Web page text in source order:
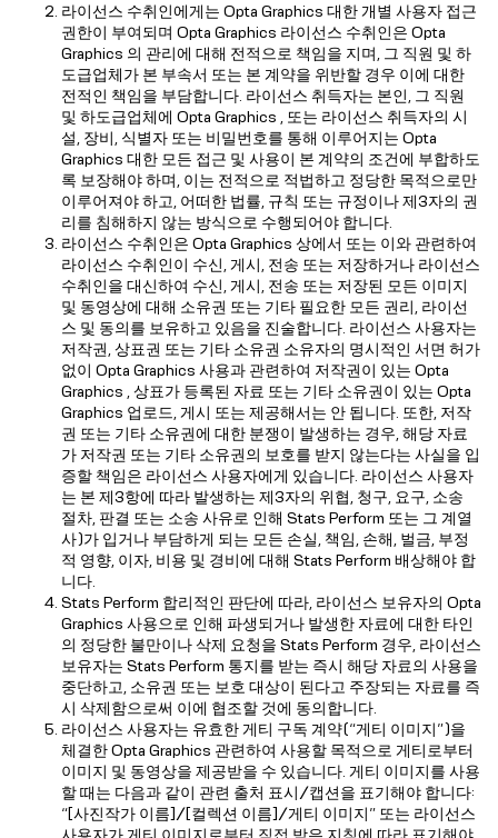
라이선스 수취인에게는 Opta Graphics 대한 개별 사용자 접근
권한이 부여되며 Opta Graphics 라이선스 수취인은 Opta
Graphics 의 관리에 대해 전적으로 책임을 지며, 그 직원 및 하
도급업체가 본 부속서 또는 본 계약을 위반할 경우 이에 대한
전적인 책임을 부담합니다. 라이선스 취득자는 본인, 그 직원
및 하도급업체에 Opta Graphics , 또는 라이선스 취득자의 시
설, 장비, 식별자 또는 비밀번호를 통해 이루어지는 Opta
Graphics 대한 모든 접근 및 사용이 본 계약의 조건에 부합하도
록 보장해야 하며, 이는 전적으로 적법하고 정당한 목적으로만
이루어져야 하고, 어떠한 법률, 규칙 또는 규정이나 제3자의 권
리를 침해하지 않는 방식으로 수행되어야 합니다.
라이선스 수취인은 Opta Graphics 상에서 또는 이와 관련하여
라이선스 수취인이 수신, 게시, 전송 또는 저장하거나 라이선스
수취인을 대신하여 수신, 게시, 전송 또는 저장된 모든 이미지
및 동영상에 대해 소유권 또는 기타 필요한 모든 권리, 라이선
스 및 동의를 보유하고 있음을 진술합니다. 라이선스 사용자는
저작권, 상표권 또는 기타 소유권 소유자의 명시적인 서면 허가
없이 Opta Graphics 사용과 관련하여 저작권이 있는 Opta
Graphics , 상표가 등록된 자료 또는 기타 소유권이 있는 Opta
Graphics 업로드, 게시 또는 제공해서는 안 됩니다. 또한, 저작
권 또는 기타 소유권에 대한 분쟁이 발생하는 경우, 해당 자료
가 저작권 또는 기타 소유권의 보호를 받지 않는다는 사실을 입
증할 책임은 라이선스 사용자에게 있습니다. 라이선스 사용자
는 본 제3항에 따라 발생하는 제3자의 위협, 청구, 요구, 소송
절차, 판결 또는 소송 사유로 인해 Stats Perform 또는 그 계열
사)가 입거나 부담하게 되는 모든 손실, 책임, 손해, 벌금, 부정
적 영향, 이자, 비용 및 경비에 대해 Stats Perform 배상해야 합
니다.
Stats Perform 합리적인 판단에 따라, 라이선스 보유자의 Opta
Graphics 사용으로 인해 파생되거나 발생한 자료에 대한 타인
의 정당한 불만이나 삭제 요청을 Stats Perform 경우, 라이선스
보유자는 Stats Perform 통지를 받는 즉시 해당 자료의 사용을
중단하고, 소유권 또는 보호 대상이 된다고 주장되는 자료를 즉
시 삭제함으로써 이에 협조할 것에 동의합니다.
라이선스 사용자는 유효한 게티 구독 계약(“게티 이미지”)을
체결한 Opta Graphics 관련하여 사용할 목적으로 게티로부터
이미지 및 동영상을 제공받을 수 있습니다. 게티 이미지를 사용
할 때는 다음과 같이 관련 출처 표시/캡션을 표기해야 합니다:
“[사진작가 이름]/[컬렉션 이름]/게티 이미지” 또는 라이선스
사용자가 게티 이미지로부터 직접 받은 지침에 따라 표기해야